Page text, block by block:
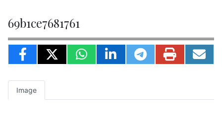
69b1ce7681761
Image